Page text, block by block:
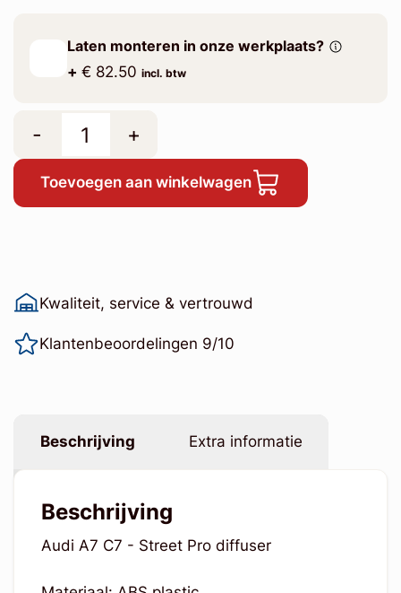
Laten monteren in onze werkplaats?
+ € 82.50 incl. btw
- +
Toevoegen aan winkelwagen
Kwaliteit, service & vertrouwd
Klantenbeoordelingen 9/10
Beschrijving Extra informatie
Beschrijving
Audi A7 C7 - Street Pro diffuser